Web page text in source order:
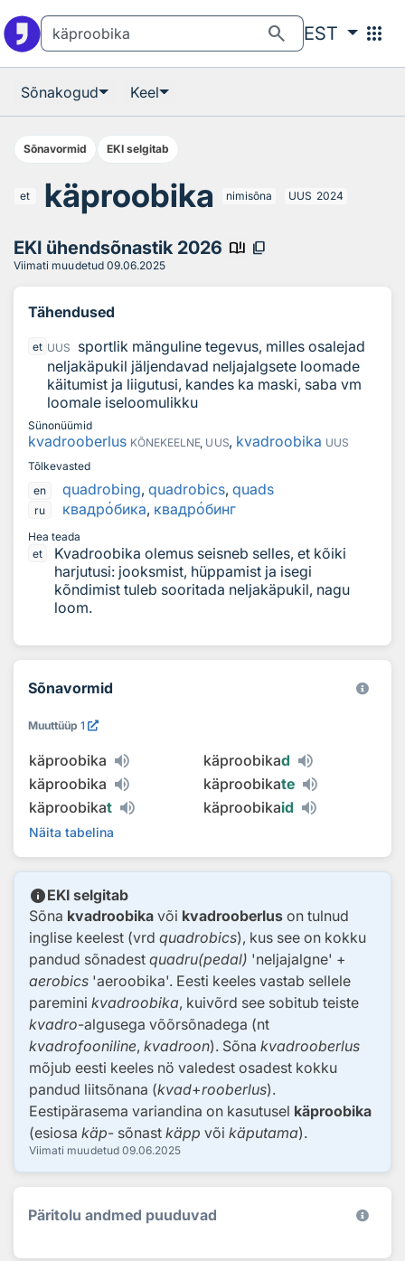
search EST apps
Sõnakogud Keel
Sõnavormid EKI selgitab
et käproobika nimisõna UUS 2024
EKI ühendsõnastik 2026 book_ribbon content_copy
Viimati muudetud 09.06.2025
Tähendused
et UUS
sportlik mänguline tegevus, milles osalejad
neljakäpukil jäljendavad neljajalgsete loomade
käitumist ja liigutusi, kandes ka maski, saba vm
loomale iseloomulikku
Sünonüümid
kvadrooberlus KÕNEKEELNE, UUS, kvadroobika UUS
Tõlkevasted
en
quadrobing, quadrobics, quads
ru квадробика, квадробинг
Hea teada
et
Kvadroobika olemus seisneb selles, et kõiki
harjutusi: jooksmist, hüppamist ja isegi
kõndimist tuleb sooritada neljakäpukil, nagu
loom.
Sõnavormid
Muuttüüp 1
käproobika käproobikad
käproobika
käproobikate
käproobikat käproobikaid
Näita tabelina
infoEKI selgitab
Sõna kvadroobika või kvadrooberlus on tulnud
inglise keelest (vrd quadrobics), kus see on kokku
pandud sõnadest quadru(pedal) 'neljajalgne' +
aerobics 'aeroobika'. Eesti keeles vastab sellele
paremini kvadroobika, kuivõrd see sobitub teiste
kvadro-algusega võõrsõnadega (nt
kvadrofooniline, kvadroon). Sõna kvadrooberlus
mõjub eesti keeles nö valedest osadest kokku
pandud liitsõnana (kvad+rooberlus).
Eestipärasema variandina on kasutusel käproobika
(esiosa käp- sõnast käpp või käputama).
Viimati muudetud 09.06.2025
Päritolu andmed puuduvad